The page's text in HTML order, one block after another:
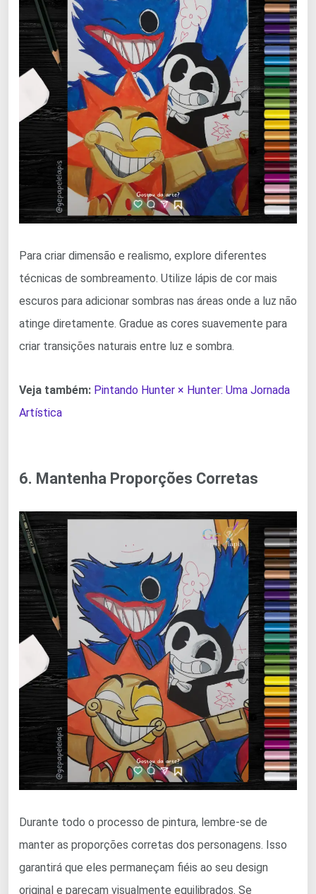
Para criar dimensão e realismo, explore diferentes
técnicas de sombreamento. Utilize lápis de cor mais
escuros para adicionar sombras nas áreas onde a luz não
atinge diretamente. Gradue as cores suavemente para
criar transições naturais entre luz e sombra.
Veja também: Pintando Hunter × Hunter: Uma Jornada
Artística
6. Mantenha Proporções Corretas
Durante todo o processo de pintura, lembre-se de
manter as proporções corretas dos personagens. Isso
garantirá que eles permaneçam fiéis ao seu design
original e pareçam visualmente equilibrados. Se